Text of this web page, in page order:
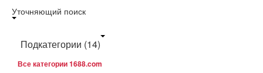
Уточняющий поиск
Подкатегории (14)
Все категории 1688.com